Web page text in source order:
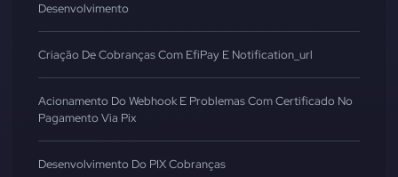
Desenvolvimento
Criação De Cobranças Com EfiPay E Notification_url
Acionamento Do Webhook E Problemas Com Certificado No
Pagamento Via Pix
Desenvolvimento Do PIX Cobranças